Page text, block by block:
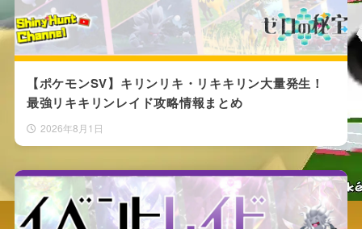
【ポケモンSV】キリンリキ・リキキリン大量発生！
最強リキキリンレイド攻略情報まとめ
2026年8月1日